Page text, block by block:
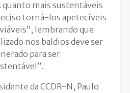
mais sustentáveis
torná-los apetecíveis
lembrando que
nos baldios deve ser
para ser
da CCDR-N, Paulo